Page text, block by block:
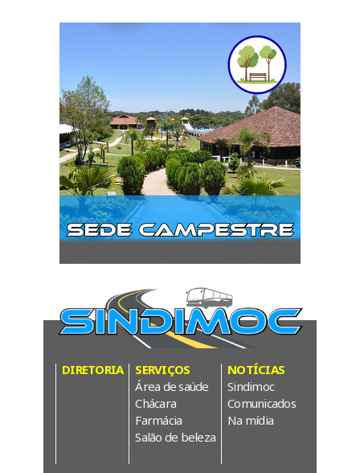
DIRETORIA
SERVIÇOS
Área de saúde
Chácara
Farmácia
Salão de beleza
NOTÍCIAS
Sindimoc
Comunicados
Na mídia